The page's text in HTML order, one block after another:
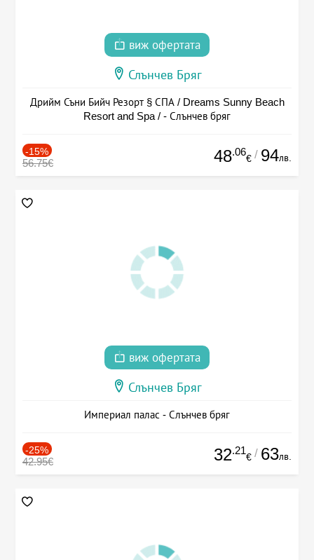
виж офертата
Слънчев Бряг
Дрийм Съни Бийч Резорт § СПА / Dreams Sunny Beach
Resort and Spa / - Слънчев бряг
-15%
56.75€ 48.06
€ / 94лв.
виж офертата
Слънчев Бряг
Империал палас - Слънчев бряг
-25%
42.95€ 32.21
€ / 63лв.